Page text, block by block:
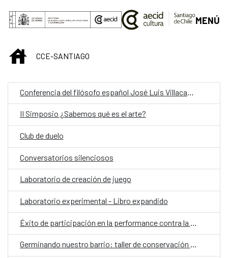
Saltar al contenido principal
MENÚ
INICIOCCE-SANTIAGO
Conferencia del filósofo español José Luis Villacañas: La Escuela de Madrid
II Simposio ¿Sabemos qué es el arte?
Club de duelo
Conversatorios silenciosos
Laboratorio de creación de juego
Laboratorio experimental - Libro expandido
Germinando nuestro barrio: taller de conservación de alimentos